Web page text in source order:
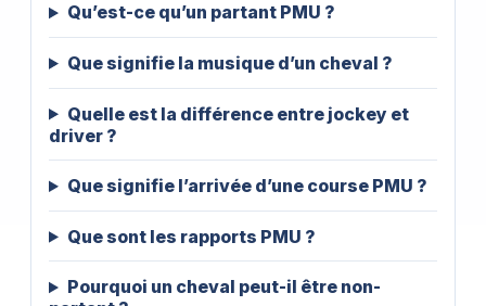
Qu’est-ce qu’un partant PMU ?
Que signifie la musique d’un cheval ?
Quelle est la différence entre jockey et
driver ?
Que signifie l’arrivée d’une course PMU ?
Que sont les rapports PMU ?
Pourquoi un cheval peut-il être non-